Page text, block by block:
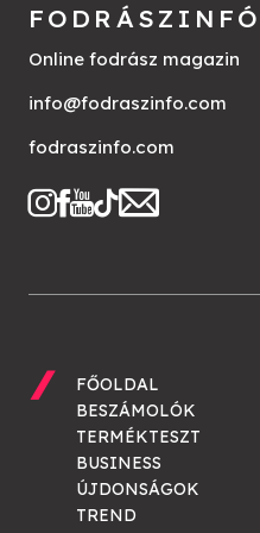
FODRÁSZINFÓ
Online fodrász magazin
info@fodraszinfo.com
fodraszinfo.com
FŐOLDAL
BESZÁMOLÓK
TERMÉKTESZT
BUSINESS
ÚJDONSÁGOK
TREND